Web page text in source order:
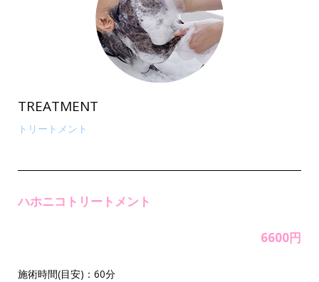
TREATMENT
トリートメント
ハホニコトリートメント
6600円
施術時間(目安)：60分